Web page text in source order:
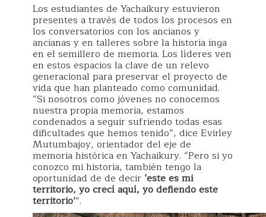
Los estudiantes de Yachaikury estuvieron
presentes a través de todos los procesos en
los conversatorios con los ancianos y
ancianas y en talleres sobre la historia inga
en el semillero de memoria. Los líderes ven
en estos espacios la clave de un relevo
generacional para preservar el proyecto de
vida que han planteado como comunidad.
“Si nosotros como jóvenes no conocemos
nuestra propia memoria, estamos
condenados a seguir sufriendo todas esas
dificultades que hemos tenido”, dice Evirley
Mutumbajoy, orientador del eje de
memoria histórica en Yachaikury. “Pero si yo
conozco mi historia, también tengo la
oportunidad de de decir ‘este es mi
territorio, yo crecí aquí, yo defiendo este
territorio’”.